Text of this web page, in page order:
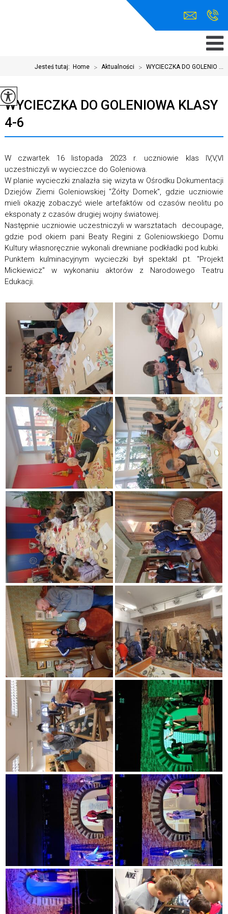
Jesteś tutaj: Home > Aktualności > WYCIECZKA DO GOLENIO ...
WYCIECZKA DO GOLENIOWA KLASY
4-6
W czwartek 16 listopada 2023 r. uczniowie klas IV,V,VI
uczestniczyli w wycieczce do Goleniowa.
W planie wycieczki znalazła się wizyta w Ośrodku Dokumentacji
Dziejów Ziemi Goleniowskiej "Żółty Domek", gdzie uczniowie
mieli okazję zobaczyć wiele artefaktów od czasów neolitu po
eksponaty z czasów drugiej wojny światowej.
Następnie uczniowie uczestniczyli w warsztatach decoupage,
gdzie pod okiem pani Beaty Regini z Goleniowskiego Domu
Kultury własnoręcznie wykonali drewniane podkładki pod kubki.
Punktem kulminacyjnym wycieczki był spektakl pt. "Projekt
Mickiewicz" w wykonaniu aktorów z Narodowego Teatru
Edukacji.